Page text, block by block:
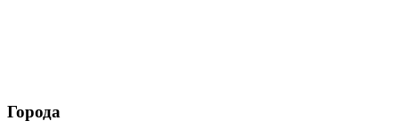
Города